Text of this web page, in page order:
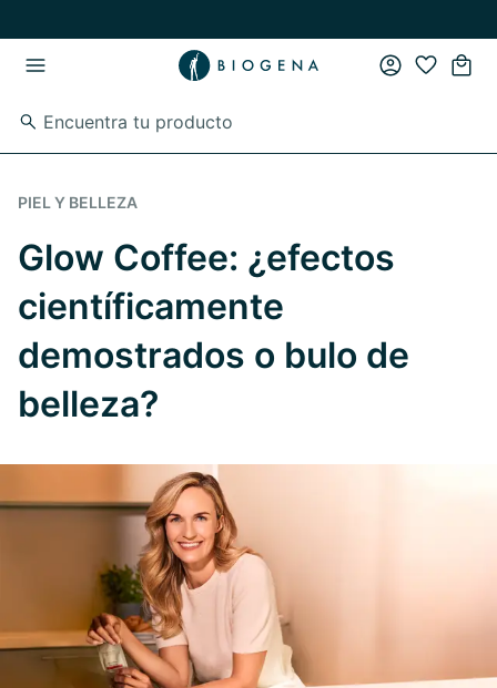
PIEL Y BELLEZA
Glow Coffee: ¿efectos
científicamente
demostrados o bulo de
belleza?